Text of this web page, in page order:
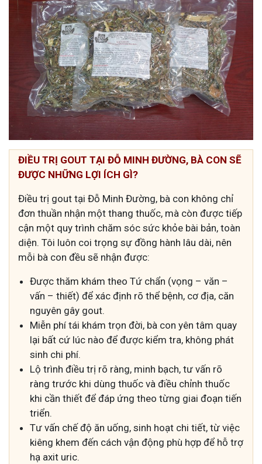
ĐIỀU TRỊ GOUT TẠI ĐỖ MINH ĐƯỜNG, BÀ CON SẼ
ĐƯỢC NHỮNG LỢI ÍCH GÌ?
Điều trị gout tại Đỗ Minh Đường, bà con không chỉ
đơn thuần nhận một thang thuốc, mà còn được tiếp
cận một quy trình chăm sóc sức khỏe bài bản, toàn
diện. Tôi luôn coi trọng sự đồng hành lâu dài, nên
mỗi bà con đều sẽ nhận được:
Được thăm khám theo Tứ chẩn (vọng – văn –
vấn – thiết) để xác định rõ thể bệnh, cơ địa, căn
nguyên gây gout.
Miễn phí tái khám trọn đời, bà con yên tâm quay
lại bất cứ lúc nào để được kiểm tra, không phát
sinh chi phí.
Lộ trình điều trị rõ ràng, minh bạch, tư vấn rõ
ràng trước khi dùng thuốc và điều chỉnh thuốc
khi cần thiết để đáp ứng theo từng giai đoạn tiến
triển.
Tư vấn chế độ ăn uống, sinh hoạt chi tiết, từ việc
kiêng khem đến cách vận động phù hợp để hỗ trợ
hạ axit uric.